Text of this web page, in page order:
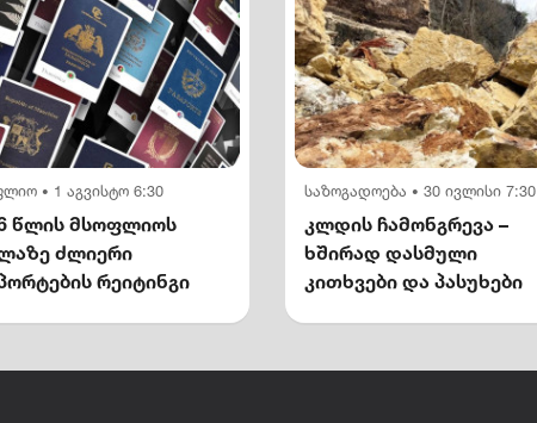
• 1 აგვისტო 6:30
წლის მსოფლიოს
ძლიერი
რეიტინგი
საზოგადოება • 30 ივლისი 7:30
კლდის ჩამონგრევა –
ხშირად დასმული
კითხვები და პასუხები